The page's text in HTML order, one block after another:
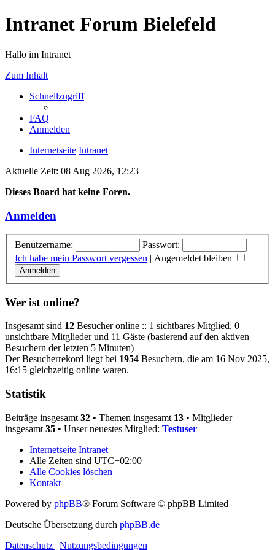
Intranet Forum Bielefeld
Hallo im Intranet
Zum Inhalt
Schnellzugriff
FAQ
Anmelden
Internetseite Intranet
Aktuelle Zeit: 08 Aug 2026, 12:23
Dieses Board hat keine Foren.
Anmelden
Benutzername:
Passwort:
Ich habe mein Passwort vergessen | Angemeldet bleiben
Wer ist online?
Insgesamt sind 12 Besucher online :: 1 sichtbares Mitglied, 0
unsichtbare Mitglieder und 11 Gäste (basierend auf den aktiven
Besuchern der letzten 5 Minuten)
Der Besucherrekord liegt bei 1954 Besuchern, die am 16 Nov 2025,
16:15 gleichzeitig online waren.
Statistik
Beiträge insgesamt 32 • Themen insgesamt 13 • Mitglieder
insgesamt 35 • Unser neuestes Mitglied: Testuser
Internetseite Intranet
Alle Zeiten sind UTC+02:00
Alle Cookies löschen
Kontakt
Powered by phpBB® Forum Software © phpBB Limited
Deutsche Übersetzung durch phpBB.de
Datenschutz | Nutzungsbedingungen